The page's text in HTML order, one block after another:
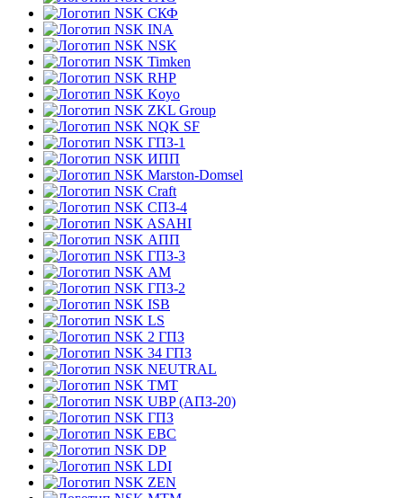
СКФ
INA
NSK
Timken
RHP
Koyo
ZKL Group
NQK SF
ГПЗ-1
ИПП
Marston-Domsel
Craft
СПЗ-4
ASAHI
АПП
ГПЗ-3
АМ
ГПЗ-2
ISB
LS
2 ГПЗ
34 ГПЗ
NEUTRAL
TMT
UBP (АПЗ-20)
ГПЗ
EBC
DP
LDI
ZEN